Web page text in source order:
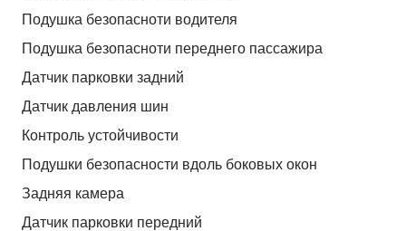
Подушка безопасноти водителя
Подушка безопасноти переднего пассажира
Датчик парковки задний
Датчик давления шин
Контроль устойчивости
Подушки безопасности вдоль боковых окон
Задняя камера
Датчик парковки передний